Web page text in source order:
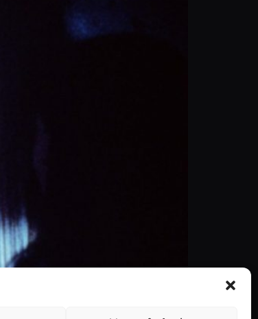
que ele seria o produtor executivo,